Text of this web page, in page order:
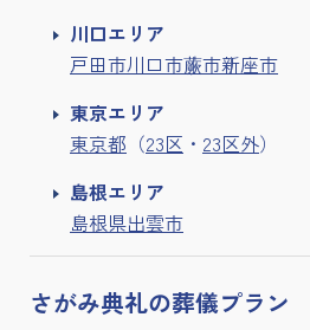
川口エリア
戸田市川口市蕨市新座市
東京エリア
東京都 （23区 ・ 23区外）
島根エリア
島根県出雲市
さがみ典礼の葬儀プラン